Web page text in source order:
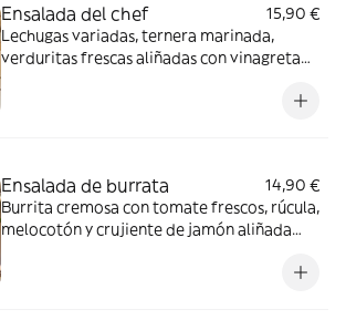
Ensalada del chef
15,90 €
Lechugas variadas, ternera marinada,
verduritas frescas aliñadas con vinagreta
Ensalada de burrata
14,90 €
Burrita cremosa con tomate frescos, rúcula,
melocotón y crujiente de jamón aliñada